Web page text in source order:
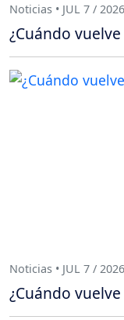
Noticias • JUL 7 / 2026
¿Cuándo
Noticias • JUL 7 / 2026
¿Cuándo